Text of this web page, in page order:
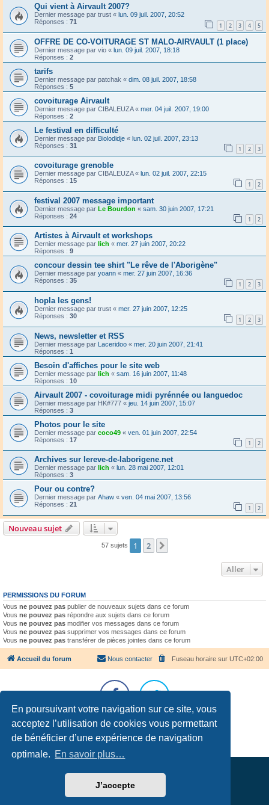
En poursuivant votre navigation sur ce site, vous
acceptez l’utilisation de cookies vous permettant
de bénéficier d’une expérience de navigation
optimale. En savoir plus…
J’accepte
Qui vient à Airvault 2007?
Dernier message par trust « lun. 09 juil. 2007, 20:52
Réponses : 71 1 2 3 4 5
OFFRE DE CO-VOITURAGE ST MALO-AIRVAULT (1 place)
Dernier message par vio « lun. 09 juil. 2007, 18:18
Réponses : 2
tarifs
Dernier message par patchak « dim. 08 juil. 2007, 18:58
Réponses : 5
covoiturage Airvault
Dernier message par CIBALEUZA« mer. 04 juil. 2007, 19:00
Réponses : 2
Le festival en difficulté
Dernier message par Biolodidje « lun. 02 juil. 2007, 23:13
Réponses : 31 1 2 3
covoiturage grenoble
Dernier message par CIBALEUZA« lun. 02 juil. 2007, 22:15
Réponses : 15 1 2
festival 2007 message important
Dernier message par Le Bourdon « sam. 30 juin 2007, 17:21
Réponses : 24 1 2
Artistes à Airvault et workshops
Dernier message par lich « mer. 27 juin 2007, 20:22
Réponses : 9
concour dessin tee shirt "Le rêve de l'Aborigène"
Dernier message par yoann « mer. 27 juin 2007, 16:36
Réponses : 35 1 2 3
hopla les gens!
Dernier message par trust « mer. 27 juin 2007, 12:25
Réponses : 30 1 2 3
News, newsletter et RSS
Dernier message par Laceridoo « mer. 20 juin 2007, 21:41
Réponses : 1
Besoin d'affiches pour le site web
Dernier message par lich « sam. 16 juin 2007, 11:48
Réponses : 10
Airvault 2007 - covoiturage midi pyrénnée ou languedoc
Dernier message par HK#777 « jeu. 14 juin 2007, 15:07
Réponses : 3
Photos pour le site
Dernier message par coco49 « ven. 01 juin 2007, 22:54
Réponses : 17 1 2
Archives sur lereve-de-laborigene.net
Dernier message par lich « lun. 28 mai 2007, 12:01
Réponses : 3
Pour ou contre?
Dernier message par Ahaw « ven. 04 mai 2007, 13:56
Réponses : 21 1 2
Nouveau sujet
57 sujets 1 2
Aller
PERMISSIONS DU FORUM
Vous ne pouvez pas publier de nouveaux sujets dans ce forum
Vous ne pouvez pas répondre aux sujets dans ce forum
Vous ne pouvez pas modifier vos messages dans ce forum
Vous ne pouvez pas supprimer vos messages dans ce forum
Vous ne pouvez pas transférer de pièces jointes dans ce forum
Accueil du forum Fuseau horaire sur UTC+02:00
Nous contacter
Développé parphpBB® Forum Software © phpBB Limited
Traduction française officielle
Qiaeru
Confidentialité